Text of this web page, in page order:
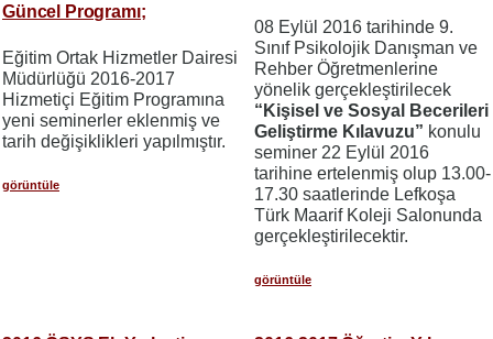
Güncel Programı;
Eğitim Ortak Hizmetler Dairesi
Müdürlüğü 2016-2017
Hizmetiçi Eğitim Programına
yeni seminerler eklenmiş ve
tarih değişiklikleri yapılmıştır.
görüntüle
08 Eylül 2016 tarihinde 9.
Sınıf Psikolojik Danışman ve
Rehber Öğretmenlerine
yönelik gerçekleştirilecek
“Kişisel ve Sosyal Becerileri
Geliştirme Kılavuzu” konulu
seminer 22 Eylül 2016
tarihine ertelenmiş olup 13.00-
17.30 saatlerinde Lefkoşa
Türk Maarif Koleji Salonunda
gerçekleştirilecektir.
görüntüle